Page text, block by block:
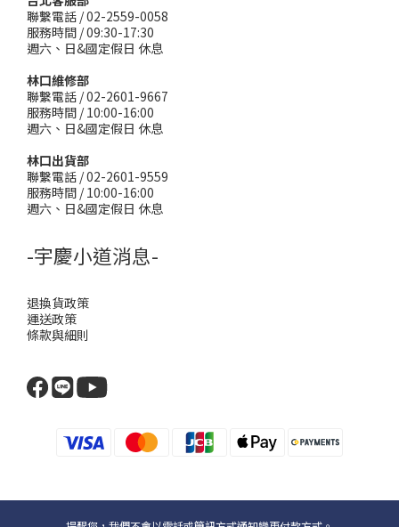
聯繫電話 / 02-2559-0058
服務時間 / 09:30-17:30
週六、日&國定假日 休息
林口維修部
聯繫電話 / 02-2601-9667
服務時間 / 10:00-16:00
週六、日&國定假日 休息
林口出貨部
聯繫電話 / 02-2601-9559
服務時間 / 10:00-16:00
週六、日&國定假日 休息
-宇慶小道消息-
退換貨政策
運送政策
條款與細則